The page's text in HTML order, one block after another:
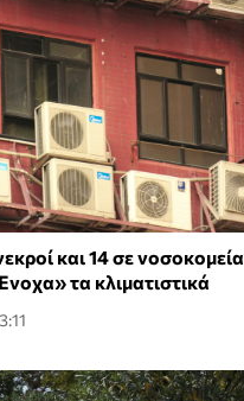
και 14 σε
τα κλιματιστικά